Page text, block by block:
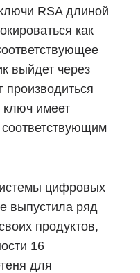
RSA длиной
как
выйдет через
производиться
имеет
цифровых
выпустила ряд
продуктов,
16
для